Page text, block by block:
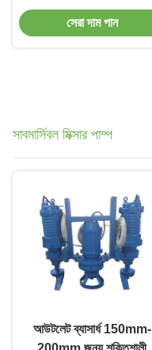
স্যুয়েজ পাম্প স্টেশন উপাদান
সেরা দাম পান
সাবমার্সিবল মিক্সার পাম্প
আউটলেট ব্যাসার্ধ 150mm-